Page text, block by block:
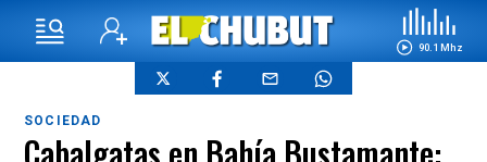
90.1 Mhz
SOCIEDAD